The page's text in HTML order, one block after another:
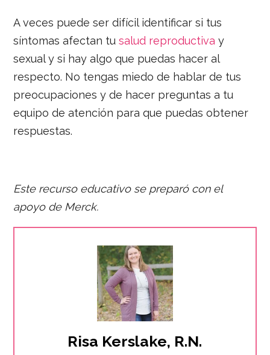
A veces puede ser difícil identificar si tus
síntomas afectan tusalud reproductiva y
sexual y si hay algo que puedas hacer al
respecto. No tengas miedo de hablar de tus
preocupaciones y de hacer preguntas a tu
equipo de atención para que puedas obtener
respuestas.
Este recurso educativo se preparó con el
apoyo de Merck.
Risa Kerslake, R.N.